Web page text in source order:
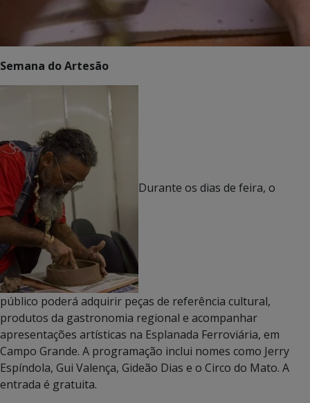
Semana do Artesão
Durante os dias de feira, o
público poderá adquirir peças de referência cultural,
produtos da gastronomia regional e acompanhar
apresentações artísticas na Esplanada Ferroviária, em
Campo Grande. A programação inclui nomes como Jerry
Espíndola, Gui Valença, Gideão Dias e o Circo do Mato. A
entrada é gratuita.